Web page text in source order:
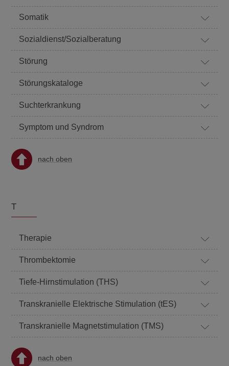
Somatik
Sozialdienst/Sozialberatung
Störung
Störungskataloge
Suchterkrankung
Symptom und Syndrom
nach oben
T
Therapie
Thrombektomie
Tiefe-Hirnstimulation (THS)
Transkranielle Elektrische Stimulation (tES)
Transkranielle Magnetstimulation (TMS)
nach oben